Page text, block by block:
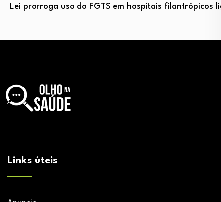
Lei prorroga uso do FGTS em hospitais filantrópicos
Links úteis